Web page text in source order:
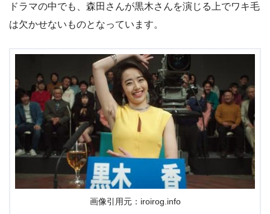
ドラマの中でも、森田さんが黒木さんを演じる上でワキ毛
は欠かせないものとなっています。
画像引用元：iroirog.info